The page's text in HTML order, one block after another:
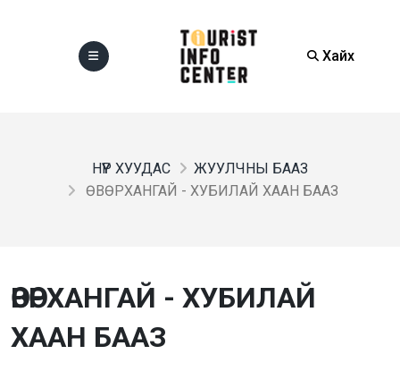
Хайх
НҮҮР ХУУДАС
ЖУУЛЧНЫ БААЗ
ӨВӨРХАНГАЙ - ХУБИЛАЙ ХААН БААЗ
ӨВӨРХАНГАЙ - ХУБИЛАЙ
ХААН БААЗ